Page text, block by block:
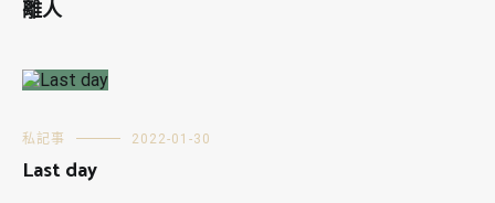
離人
私記事 2022-01-30
Last day